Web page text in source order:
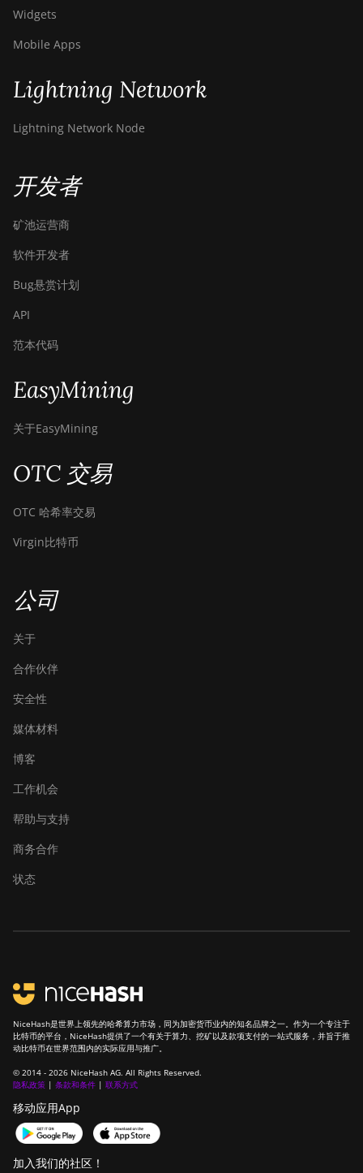
Canaan Avalon Nano 3
Canaan Avalon Nano 3S
Canaan AvalonMiner 1047
Canaan AvalonMiner 1066
Canaan Creative Avalon 1126 Pro
Canaan Creative Avalon 1146 Pro
Canaan Creative Avalon 1166 Pro
Canaan Creative Avalon 921
DesiweMiner K9S
Goldshell CK-BOX
Goldshell CK5
Goldshell CK6
Goldshell CK6-SE
Goldshell E-DG1M
Goldshell KA-BOX
Widgets
Mobile Apps
Lightning Network
Lightning Network Node
开发者
矿池运营商
软件开发者
Bug悬赏计划
API
范本代码
EasyMining
关于EasyMining
OTC 交易
OTC 哈希率交易
Virgin比特币
公司
关于
合作伙伴
安全性
媒体材料
博客
工作机会
帮助与支持
商务合作
状态
NiceHash是世界上领先的哈希算力市场，同为加密货币业内的知名品牌之一。作为一个专注于
比特币的平台，NiceHash提供了一个有关于算力、挖矿以及款项支付的一站式服务，并旨于推
动比特币在世界范围内的实际应用与推广。
© 2014 - 2026 NiceHash AG. All Rights Reserved.
隐私政策 | 条款和条件 | 联系方式
移动应用App
加入我们的社区！